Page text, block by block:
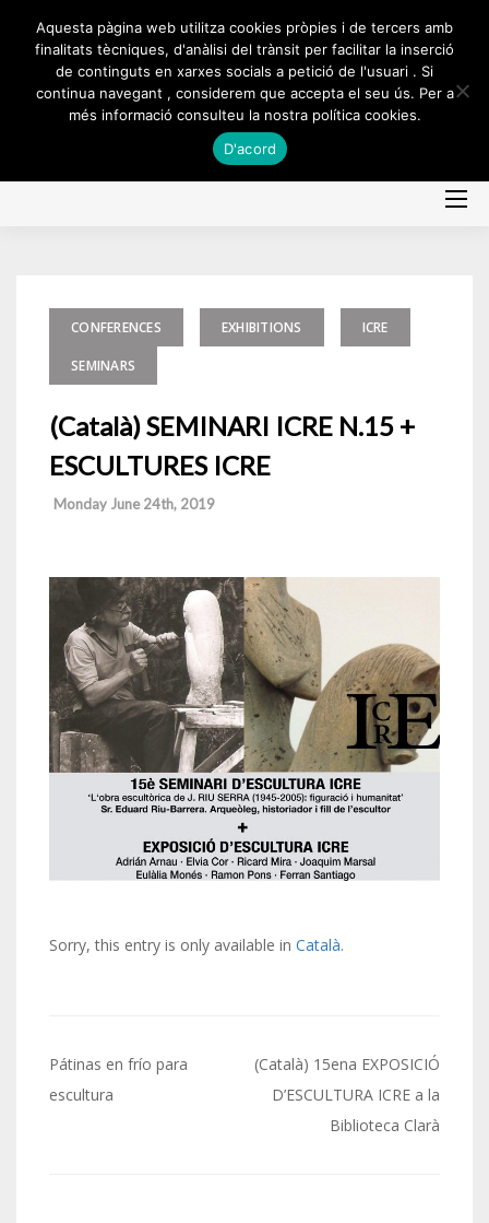
CONFERENCES EXHIBITIONS ICRE
SEMINARS
(Català) SEMINARI ICRE N.15 +
ESCULTURES ICRE
Monday June 24th, 2019
Sorry, this entry is only available in Català.
Post
navigation
Pátinas en frío para
escultura
(Català) 15ena EXPOSICIÓ
D’ESCULTURA ICRE a la
Biblioteca Clarà
Aquesta pàgina web utilitza cookies pròpies i de tercers amb
finalitats tècniques, d'anàlisi del trànsit per facilitar la inserció
de continguts en xarxes socials a petició de l'usuari . Si
continua navegant , considerem que accepta el seu ús. Per a
més informació consulteu la nostra política cookies.
D'acord